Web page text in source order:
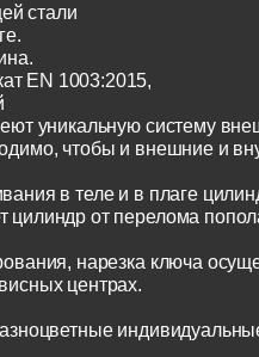
стали
EN 1003:2015,
уникальную систему
чтобы и внешние и
в теле и в плаге
от перелома
нарезка ключа
центрах.